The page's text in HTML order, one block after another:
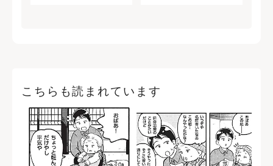
こちらも読まれています